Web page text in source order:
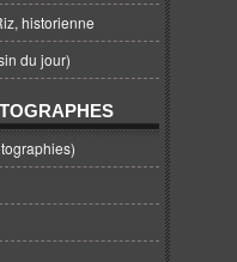
historienne
du jour)